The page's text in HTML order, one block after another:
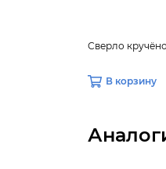
Сверло
В корзину